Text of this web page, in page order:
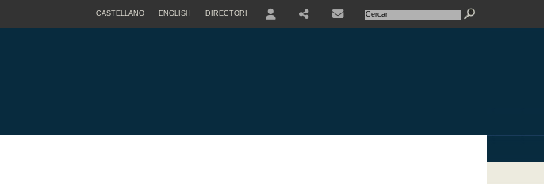
CASTELLANO ENGLISH DIRECTORI